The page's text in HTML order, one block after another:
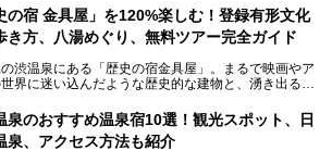
野生のサルを観察する貴重な自然体験と温泉をあわせ
たい人は、ぜひ参考にしてください。
トするファンも多い温泉です。冬はスキーと一緒に楽
い極上の温泉を紹介します。
の宿 金具屋」を120%楽しむ！登録有形文化
き方、八湯めぐり、無料ツアー完全ガイド
渋温泉にある「歴史の宿金具屋」。まるで映画やア
界に迷い込んだような歴史的な建物と、湧き出る温
まで楽しみたいですよね。この記事では、金具屋での
高の思い出にするための「楽しみ方」を徹底的にご
す！
泉のおすすめ温泉宿10選！観光スポット、日
泉、アクセス方法も紹介